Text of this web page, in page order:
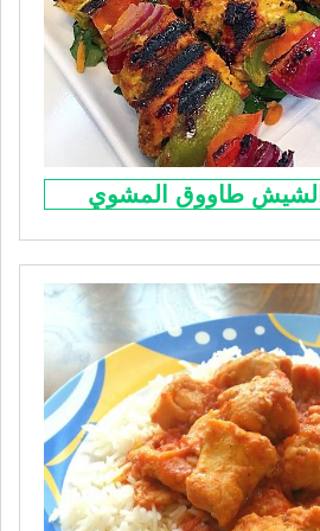
طاووق المشوي